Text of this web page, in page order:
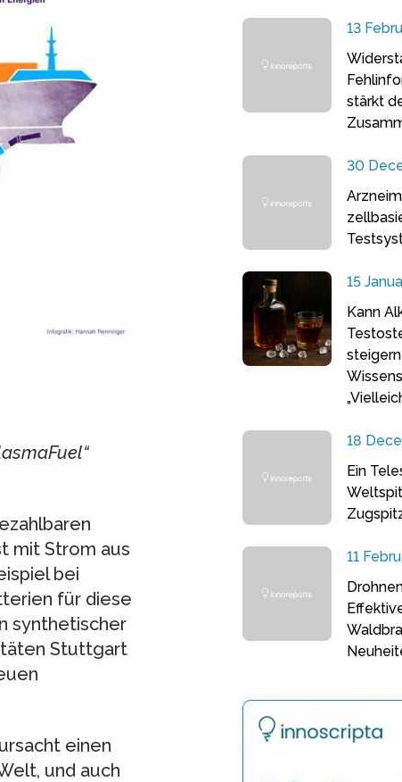
mit Strom aus
bei
für diese
synthetischer
Stuttgart
einen
und auch
13
stärkt
30
15
Kann
18
Ein
11